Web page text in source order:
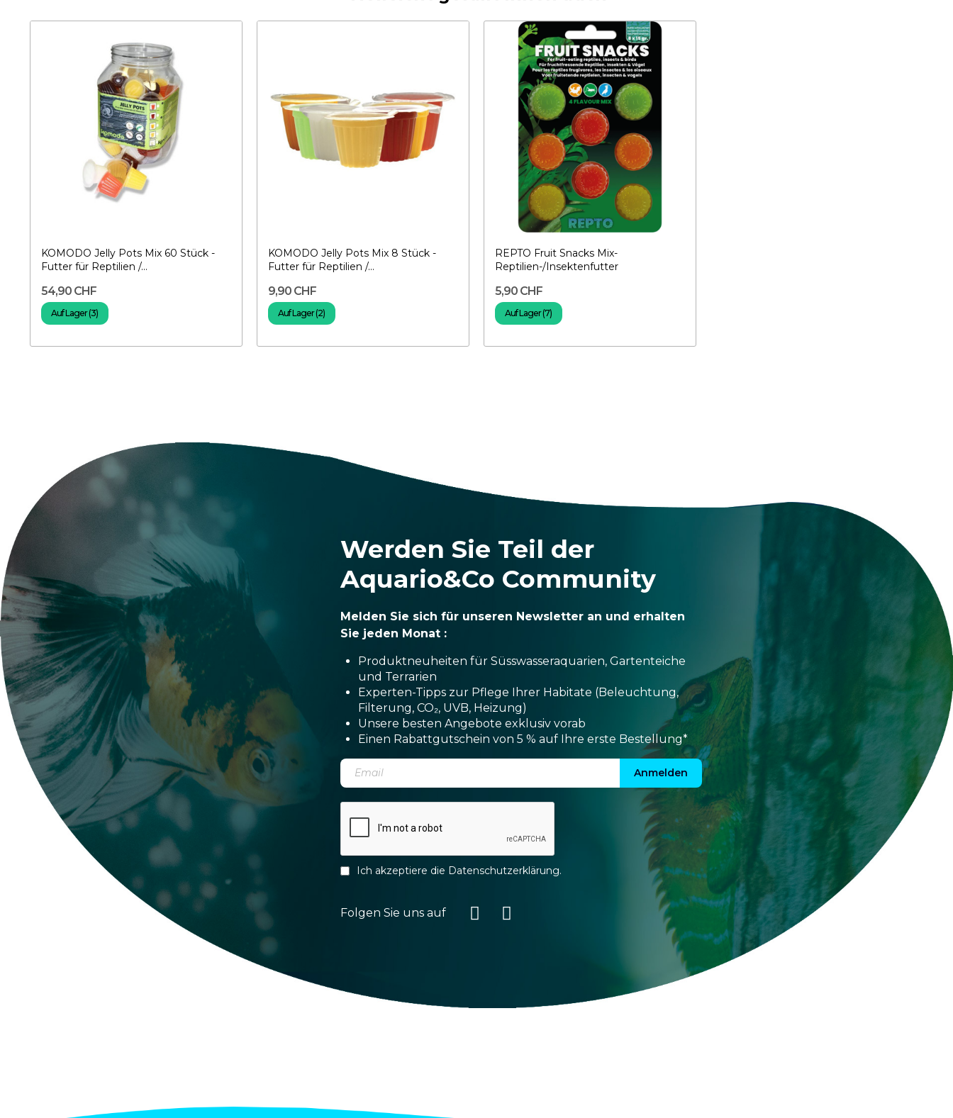
KOMODO Jelly Pots Mix 60 Stück -
Futter für Reptilien /...
54,90 CHF
Auf Lager (3)
KOMODO Jelly Pots Mix 8 Stück -
Futter für Reptilien /...
9,90 CHF
Auf Lager (2)
REPTO Fruit Snacks Mix-
Reptilien-/Insektenfutter
5,90 CHF
Auf Lager (7)
Werden Sie Teil der
Aquario&Co Community
Melden Sie sich für unseren Newsletter an und erhalten
Sie jeden Monat :
Produktneuheiten für Süsswasseraquarien, Gartenteiche
und Terrarien
Experten-Tipps zur Pflege Ihrer Habitate (Beleuchtung,
Filterung, CO₂, UVB, Heizung)
Unsere besten Angebote exklusiv vorab
Einen Rabattgutschein von 5 % auf Ihre erste Bestellung*
Anmelden
Ich akzeptiere die Datenschutzerklärung.
Folgen Sie uns auf